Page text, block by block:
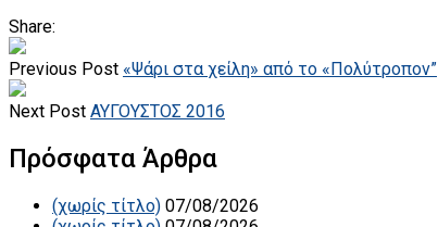
Share:
Previous Post «Ψάρι στα χείλη» από το «Πολύτροπον”
Next Post ΑΥΓΟΥΣΤΟΣ 2016
Πρόσφατα Άρθρα
(χωρίς τίτλο) 07/08/2026